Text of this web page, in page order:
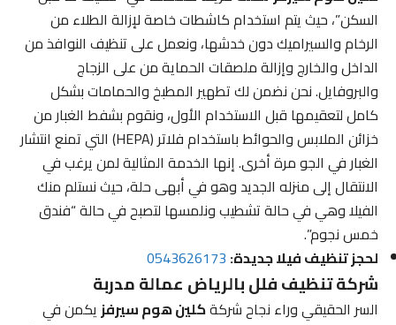
السكن”، حيث يتم استخدام كاشطات خاصة لإزالة الطلاء من
الرخام والسيراميك دون خدشها، ونعمل على تنظيف النوافذ من
الداخل والخارج وإزالة ملصقات الحماية من على الزجاج
والبروفايل. نحن نضمن لك تطهير المطبخ والحمامات بشكل
كامل لتعقيمها قبل الاستخدام الأول، ونقوم بشفط الغبار من
خزائن الملابس والحوائط باستخدام فلاتر (HEPA) التي تمنع انتشار
الغبار في الجو مرة أخرى. إنها الخدمة المثالية لمن يرغب في
الانتقال إلى منزله الجديد وهو في أبهى حلة، حيث نستلم منك
الفيلا وهي في حالة تشطيب ونلمسها لتصبح في حالة “فندق
خمس نجوم”.
لحجز تنظيف فيلا جديدة:0543626173
شركة تنظيف فلل بالرياض عمالة مدربة
السر الحقيقي وراء نجاح شركةكلين هوم سيرفزيكمن في